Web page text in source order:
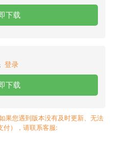
下载
登录
下载
果您遇到版本没有及时更新、无法
付），请联系客服: